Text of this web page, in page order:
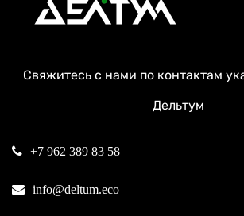
Свяжитесь с нами по контактам
Дельтум
+7 962 389 83 58
info@deltum.eco